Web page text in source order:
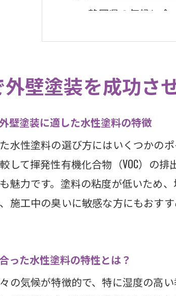
静岡県の気候に合
水性塗料の耐久性
静岡県での施工事
プロに聞く！静岡
環境に優しい水性塗料
水性塗料の環境へ
水性塗料の低臭性
静岡県の自然を守
リサイクル可能な
静岡県の気候に最適
静岡県の季節変動
壁塗装を成功さ
壁塗装に適した水性塗料の特徴
水性塗料の選び方にはいくつかの
して揮発性有機化合物（VOC）の
魅力です。塗料の粘度が低いため
施工中の臭いに敏感な方にもおす
った水性塗料の特性とは？
の気候が特徴的で、特に湿度の高